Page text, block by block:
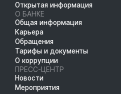
Открытая информация
О БАНКЕ
Общая информация
Карьера
Обращения
Тарифы и документы
О коррупции
ПРЕСС-ЦЕНТР
Новости
Мероприятия